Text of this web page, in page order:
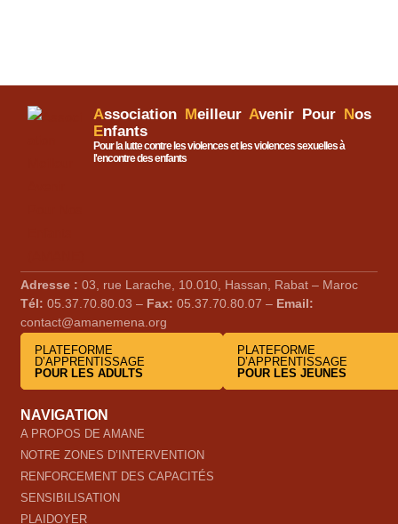
Association Meilleur Avenir Pour Nos
Enfants
Pour la lutte contre les violences et les violences sexuelles à
l'encontre des enfants
Adresse : 03, rue Larache, 10.010, Hassan, Rabat – Maroc
Tél: 05.37.70.80.03 – Fax: 05.37.70.80.07 – Email:
contact@amanemena.org
PLATEFORME
D’APPRENTISSAGE
POUR LES ADULTS
PLATEFORME
D’APPRENTISSAGE
POUR LES JEUNES
NAVIGATION
A PROPOS DE AMANE
NOTRE ZONES D’INTERVENTION
RENFORCEMENT DES CAPACITÉS
SENSIBILISATION
PLAIDOYER